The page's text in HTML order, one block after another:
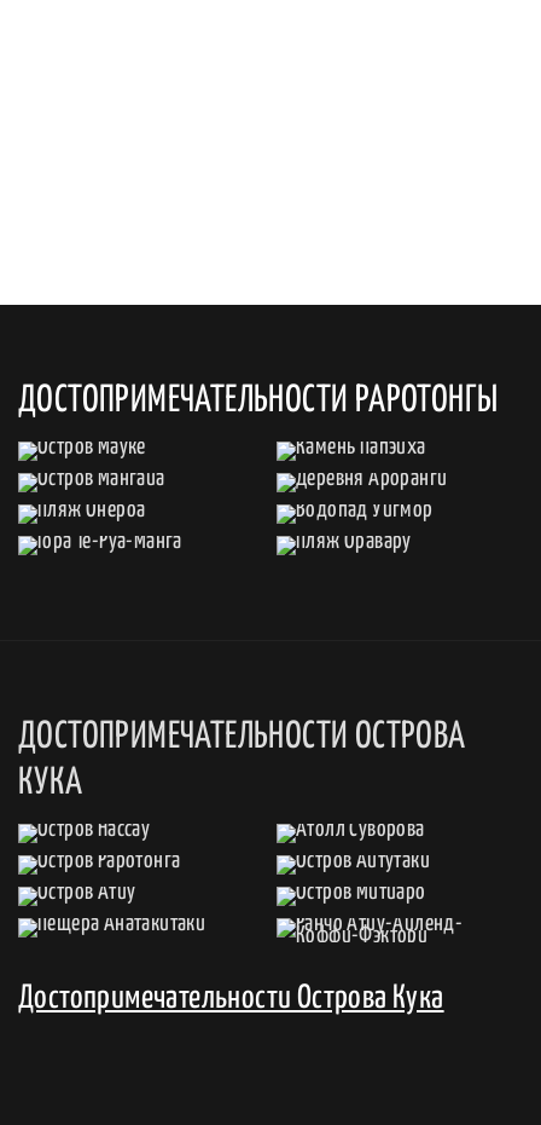
ДОСТОПРИМЕЧАТЕЛЬНОСТИ РАРОТОНГЫ
ДОСТОПРИМЕЧАТЕЛЬНОСТИ ОСТРОВА
КУКА
Достопримечательности Острова Кука